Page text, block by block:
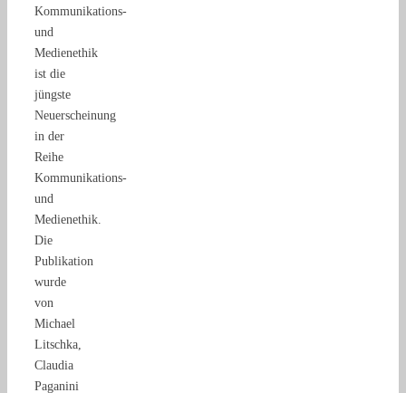
Kommunikations-
und
Medienethik
ist die
jüngste
Neuerscheinung
in der
Reihe
Kommunikations-
und
Medienethik.
Die
Publikation
wurde
von
Michael
Litschka,
Claudia
Paganini